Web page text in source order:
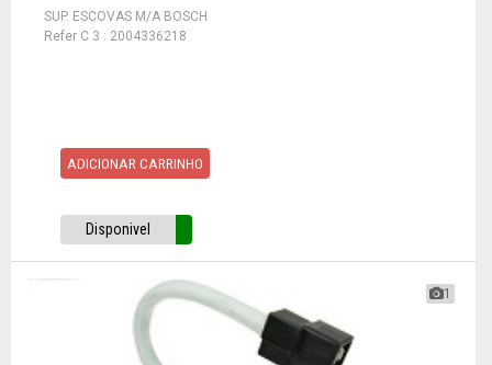
SUP. ESCOVAS M/A BOSCH
Refer C 3 : 2004336218
ADICIONAR CARRINHO
Disponivel
1